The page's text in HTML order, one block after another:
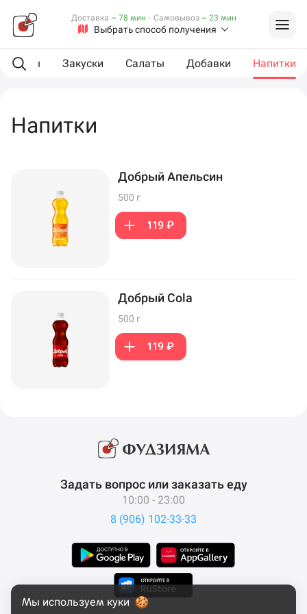
Выбрать способ получения
Доставка ~ 78 мин · Самовывоз ~ 23 мин
роллы Закуски Салаты Добавки Напитки
Напитки
Добрый Апельсин
500 г
119 ₽
Добрый Cola
500 г
119 ₽
Задать вопрос или заказать еду
10:00 - 23:00
8 (906) 102-33-33
Мы используем куки